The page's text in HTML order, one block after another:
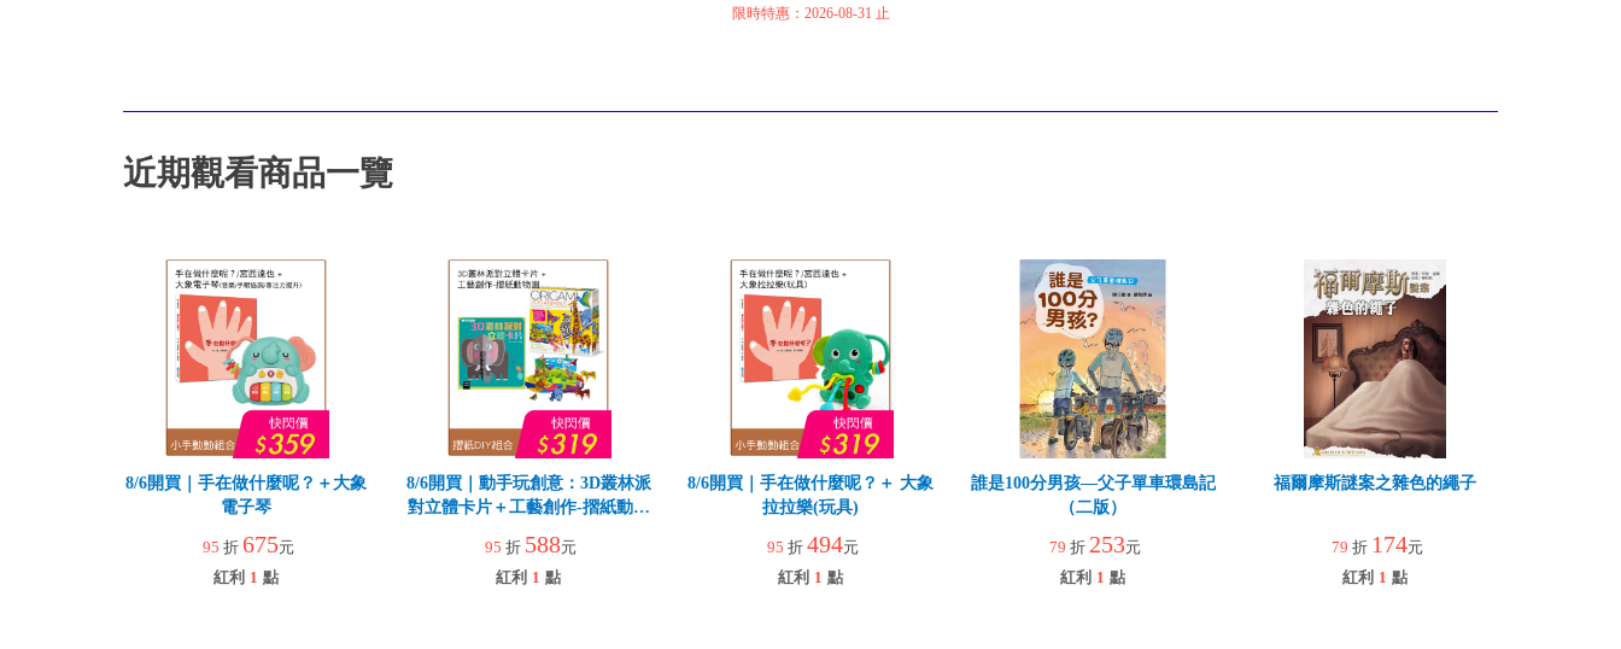
限時特惠：2026-08-31 止
近期觀看商品一覽
8/6開買｜手在做什麼呢？＋大象
電子琴
95 折 675元
紅利 1 點
8/6開買｜動手玩創意：3D叢林派
對立體卡片＋工藝創作-摺紙動物
95 折 588元
紅利 1 點
8/6開買｜手在做什麼呢？＋ 大象
拉拉樂(玩具)
95 折 494元
紅利 1 點
誰是100分男孩—父子單車環島記
（二版）
79 折 253元
紅利 1 點
福爾摩斯謎案之雜色的繩子
79 折 174元
紅利 1 點